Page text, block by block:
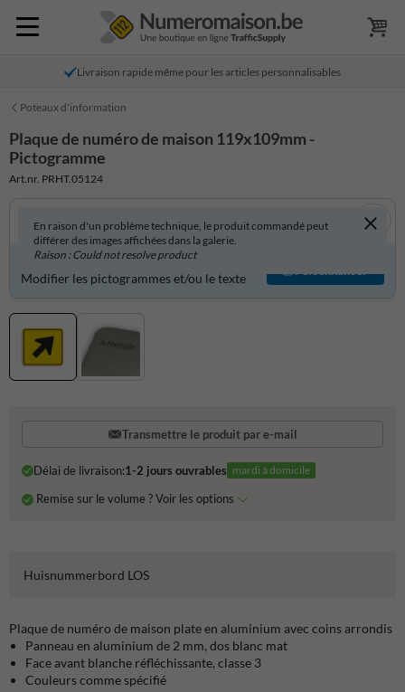
Livraison rapide même pour les articles personnalisables
Poteaux d'information
Plaque de numéro de maison 119x109mm -
Pictogramme
Art.nr. PRHT.05124
En raison d'un problème technique, le produit commandé peut
différer des images affichées dans la galerie.
Raison : Could not resolve product
Produit personnalisable ?
Modifier les pictogrammes et/ou le texte
Personnaliser
Transmettre le produit par e-mail
Délai de livraison:1-2 jours ouvrables mardi à domicile
Remise sur le volume ? Voir les options
Huisnummerbord LOS
Plaque de numéro de maison plate en aluminium avec coins arrondis
Panneau en aluminium de 2 mm, dos blanc mat
Face avant blanche réfléchissante, classe 3
Couleurs comme spécifié